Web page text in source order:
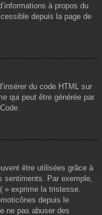
à propos du
depuis la page de
du code HTML sur
qui peut être générée par
être utilisées grâce à
sentiments. Par exemple,
» exprime la tristesse.
depuis le
ne pas abuser des